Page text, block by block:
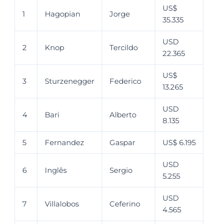
1 Hagopian Jorge
US$
35.335
2 Knop Tercildo
USD
22.365
3 Sturzenegger Federico
US$
13.265
4 Bari Alberto
USD
8.135
5 Fernandez Gaspar US$ 6.195
6 Inglês Sergio
USD
5.255
7 Villalobos Ceferino
USD
4.565